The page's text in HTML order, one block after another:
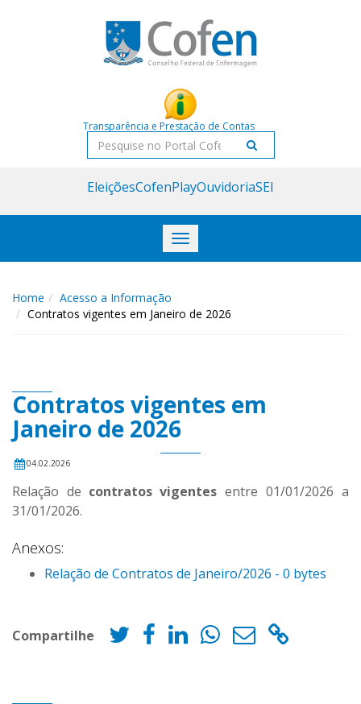
Transparência e Prestação de Contas
Pesquisar
EleiçõesCofenPlayOuvidoriaSEI
Toggle
navigation
Home
Acesso a Informação
Contratos vigentes em Janeiro de 2026
Contratos vigentes em
Janeiro de 2026
04.02.2026
Relação de contratos vigentes entre 01/01/2026 a
31/01/2026.
Anexos:
Relação de Contratos de Janeiro/2026 - 0 bytes
Compartilhe